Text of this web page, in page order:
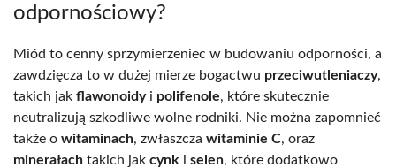
odpornościowy?
Miód to cenny sprzymierzeniec w budowaniu odporności, a
zawdzięcza to w dużej mierze bogactwu przeciwutleniaczy,
takich jak flawonoidyi polifenole, które skutecznie
neutralizują szkodliwe wolne rodniki. Nie można zapomnieć
także o witaminach, zwłaszcza witaminie C, oraz
minerałach takich jak cynk i selen, które dodatkowo